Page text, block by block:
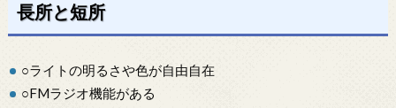
長所と短所
○ライトの明るさや色が自由自在
○FMラジオ機能がある